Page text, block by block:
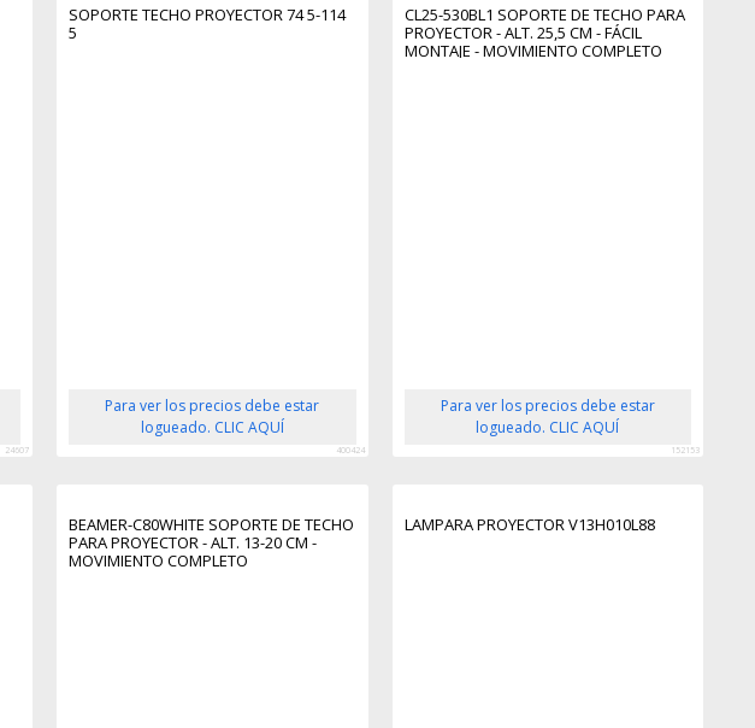
24607
SOPORTE TECHO PROYECTOR 74 5-114
5
Para ver los precios debe estar
logueado. CLIC AQUÍ
400424
CL25-530BL1 SOPORTE DE TECHO PARA
PROYECTOR - ALT. 25,5 CM - FÁCIL
MONTAJE - MOVIMIENTO COMPLETO
Para ver los precios debe estar
logueado. CLIC AQUÍ
152153
BEAMER-C80WHITE SOPORTE DE TECHO
PARA PROYECTOR - ALT. 13-20 CM -
MOVIMIENTO COMPLETO
LAMPARA PROYECTOR V13H010L88